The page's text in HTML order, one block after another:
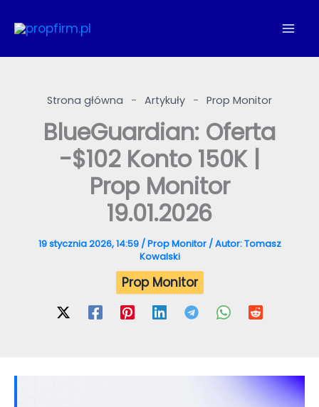
do
Strona główna - Artykuły - Prop Monitor
BlueGuardian: Oferta
-$102 Konto 150K |
Prop Monitor
19.01.2026
19 stycznia 2026, 14:59 /Prop Monitor/ Autor:Tomasz
Kowalski
Prop Monitor